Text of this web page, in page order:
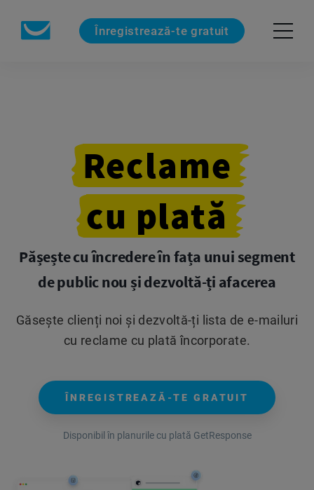
Înregistrează-te gratuit
Reclame
cu plată
Pășește cu încredere în fața unui segment
de public nou și dezvoltă-ți afacerea
Găsește clienți noi și dezvoltă-ți lista de e-mailuri
cu reclame cu plată încorporate.
ÎNREGISTREAZĂ-TE GRATUIT
Disponibil în planurile cu plată GetResponse